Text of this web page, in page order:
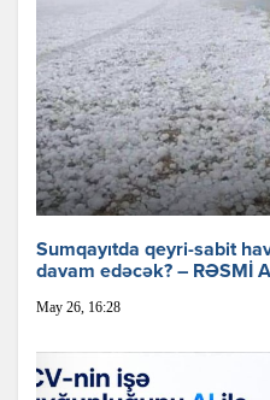
Sumqayıtda qeyri-sabit
davam edəcək? – RƏSMİ
May 26, 16:28